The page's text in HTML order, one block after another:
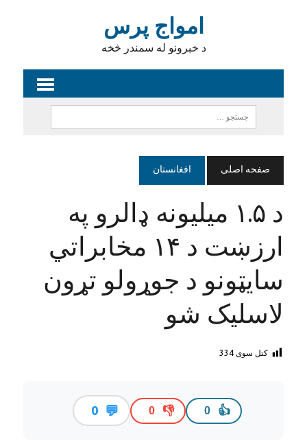
امواج پرس
د خبرونو له سمندر څخه
صفحه اصلی افغانستان
د ۱.۵ میلیونه ډالرو په
ارزښت د ۱۴ مخابراتي
سایټونو د جوړولو تړون
لاسلیک شو
کتل سوی 334
👍
0
👎
0
💬
0